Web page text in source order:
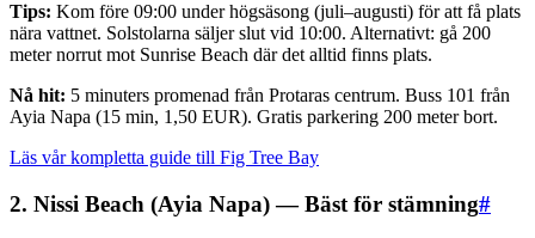
Tips: Kom före 09:00 under högsäsong (juli–augusti) för att få plats
nära vattnet. Solstolarna säljer slut vid 10:00. Alternativt: gå 200
meter norrut mot Sunrise Beach där det alltid finns plats.
Nå hit: 5 minuters promenad från Protaras centrum. Buss 101 från
Ayia Napa (15 min, 1,50 EUR). Gratis parkering 200 meter bort.
Läs vår kompletta guide till Fig Tree Bay
2. Nissi Beach (Ayia Napa) — Bäst för stämning#